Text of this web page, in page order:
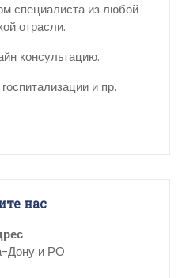
специалиста из любой
отрасли.
консультацию.
и пр.
нас
Дону и РО